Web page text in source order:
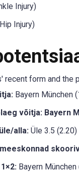
Injury)
Injury)
recent form and the
Bayern München
võitja: Bayern
alla: Üle 3.5 (2.20)
Bayern München